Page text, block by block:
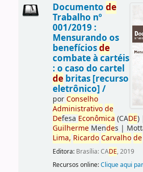
Documento de
Trabalho nº
001/2019 :
Mensurando os
benefíciosde
combate à cartéis
: o caso do cartel
debritas [recurso
eletrônico] /
porConselho
Administrativo de
Defesa Econômica (CADE)
GuilhermeMendes |
Lima, Ricardo Carvalho de
Editora: Brasília: CADE, 2019
Recursos online:Clique aqui